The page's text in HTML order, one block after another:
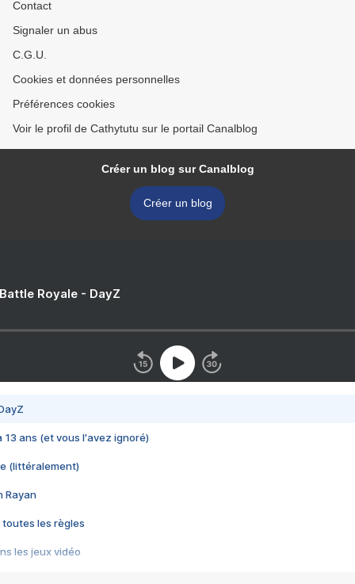
Contact
Signaler un abus
C.G.U.
Cookies et données personnelles
Préférences cookies
Voir le profil de Cathytutu sur le portail Canalblog
Créer un blog sur Canalblog
Créer un blog
Royale - DayZ
13 ans (et vous l'avez ignoré)
(littéralement)
Rayan
toutes les règles
les jeux vidéo